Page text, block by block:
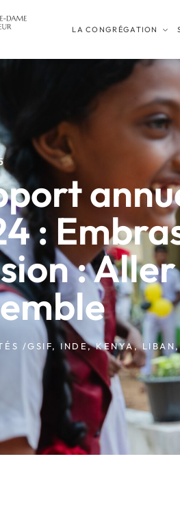
LA CONGRÉGATION
:
:
/GSIF,INDE,KENYA,LIBAN